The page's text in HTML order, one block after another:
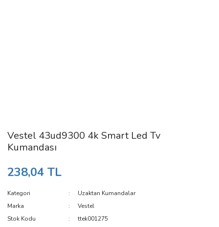
Vestel 43ud9300 4k Smart Led Tv
Kumandası
238,04 TL
Kategori
Uzaktan Kumandalar
Marka
Vestel
Stok Kodu
ttek001275